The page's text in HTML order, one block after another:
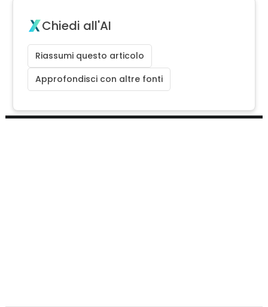
Chiedi all'AI
Riassumi questo articolo
Approfondisci con altre fonti